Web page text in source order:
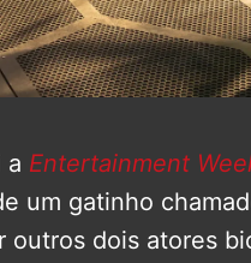
a Entertainment
um gatinho
dois atores